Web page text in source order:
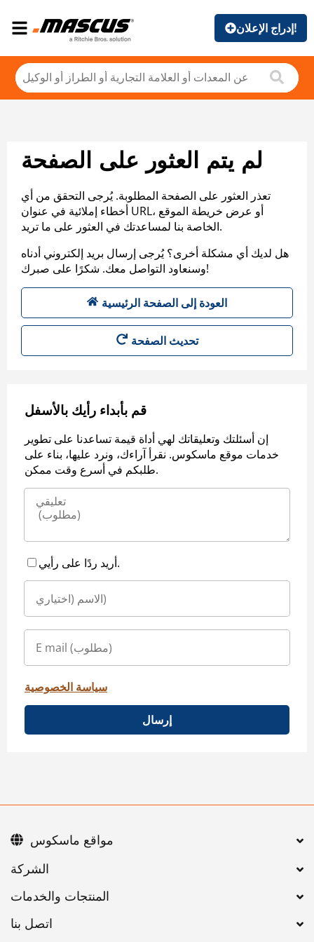
إدراج الإعلان!
لم يتم العثور على الصفحة
تعذر العثور على الصفحة المطلوبة. يُرجى التحقق من أي
أخطاء إملائية في عنوان URL، أو عرض خريطة الموقع
الخاصة بنا لمساعدتك في العثور على ما تريد.
هل لديك أي مشكلة أخرى؟ يُرجى إرسال بريد إلكتروني أدناه
وسنعاود التواصل معك. شكرًا على صبرك!
العودة إلى الصفحة الرئيسية
تحديث الصفحة
قم بأبداء رأيك بالأسفل
إن أسئلتك وتعليقاتك لهي أداة قيمة تساعدنا على تطوير
خدمات موقع ماسكوس. نقرأ آراءك، ونرد عليها، بناء على
طلبكم في أسرع وقت ممكن.
أريد ردًا على رأيي.
سياسة الخصوصية
إرسال
اتصل بنا
مواقع ماسكوس